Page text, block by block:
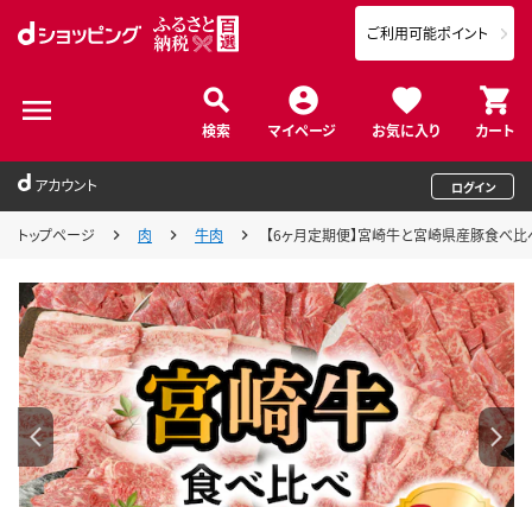
検索 マイページ お気に入り カート
ご利用可能ポイント
アカウント ログイン
トップページ 肉 牛肉 【6ヶ月定期便】宮崎牛と宮崎県産豚食べ